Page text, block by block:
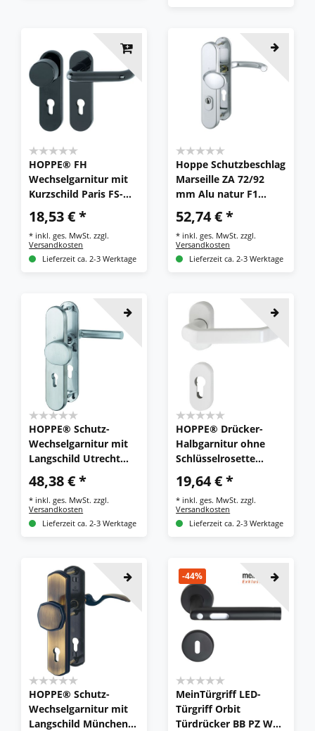
HOPPE® FH
Wechselgarnitur mit
Kurzschild Paris FS-
K58/353K/138,
Kunststoff
18,53 € *
* inkl. ges. MwSt. zzgl.
Versandkosten
Lieferzeit ca. 2-3 Werktage
Hoppe Schutzbeschlag
Marseille ZA 72/92
mm Alu natur F1
Wechsel-/Schutzgarnit
ur
52,74 € *
* inkl. ges. MwSt. zzgl.
Versandkosten
Lieferzeit ca. 2-3 Werktage
HOPPE® Schutz-
Wechselgarnitur mit
Langschild Utrecht
E86G/3331A/3440/144
4Z, 8/72 mm,
Edelstahl
48,38 € *
* inkl. ges. MwSt. zzgl.
Versandkosten
Lieferzeit ca. 2-3 Werktage
HOPPE® Drücker-
Halbgarnitur ohne
Schlüsselrosette
Liverpool 1313G/55,
ohne Stütznocken,
Aluminium
19,64 € *
* inkl. ges. MwSt. zzgl.
Versandkosten
Lieferzeit ca. 2-3 Werktage
HOPPE® Schutz-
Wechselgarnitur mit
Langschild München
-44%
MeinTürgriff LED-
Türgriff Orbit
Türdrücker BB PZ WC